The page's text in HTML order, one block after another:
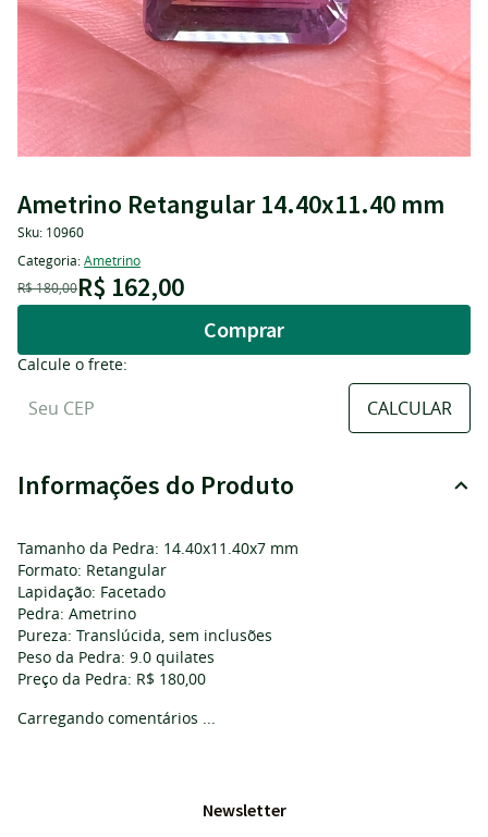
Ametrino Retangular 14.40x11.40 mm
Sku: 10960
Categoria:Ametrino
R$ 180,00R$ 162,00
Comprar
Calcule o frete:
Informações do Produto
Tamanho da Pedra: 14.40x11.40x7 mm
Formato: Retangular
Lapidação: Facetado
Pedra: Ametrino
Pureza: Translúcida, sem inclusões
Peso da Pedra: 9.0 quilates
Preço da Pedra: R$ 180,00
Carregando comentários ...
Newsletter